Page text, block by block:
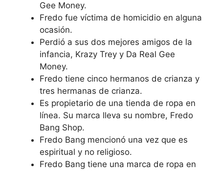
Gee Money.
Fredo fue víctima de homicidio en alguna
ocasión.
Perdió a sus dos mejores amigos de la
infancia, Krazy Trey y Da Real Gee
Money.
Fredo tiene cinco hermanos de crianza y
tres hermanas de crianza.
Es propietario de una tienda de ropa en
línea. Su marca lleva su nombre, Fredo
Bang Shop.
Fredo Bang mencionó una vez que es
espiritual y no religioso.
Fredo Bang tiene una marca de ropa en